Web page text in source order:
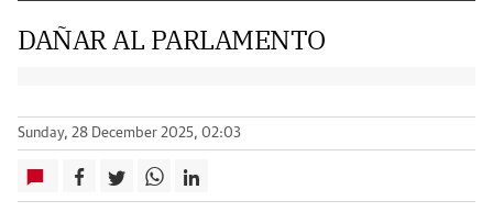
DAÑAR AL PARLAMENTO
Sunday, 28 December 2025, 02:03